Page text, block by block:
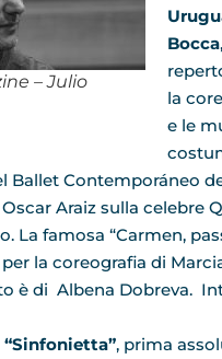
– Julio
Bocca
la
e le
Ballet Contemporáneo
Araiz sulla celebre
La famosa “Carmen,
la coreografia di
è di Albena Dobreva.
“Sinfonietta”, prima